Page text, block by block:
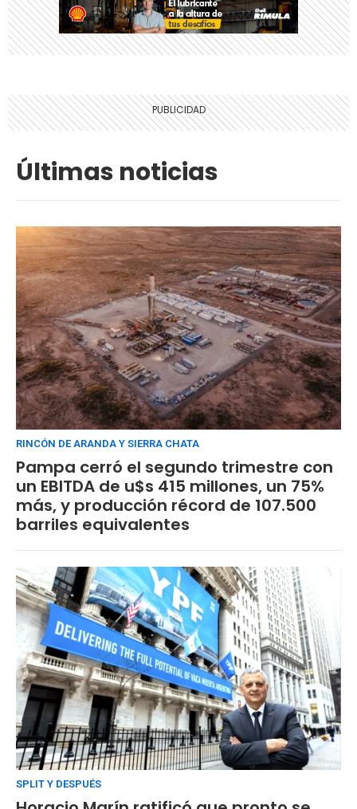
Últimas noticias
RINCÓN DE ARANDA Y SIERRA CHATA
Pampa cerró el segundo trimestre con
un EBITDA de u$s 415 millones, un 75%
más, y producción récord de 107.500
barriles equivalentes
SPLIT Y DESPUÉS